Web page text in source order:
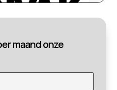
maand onze